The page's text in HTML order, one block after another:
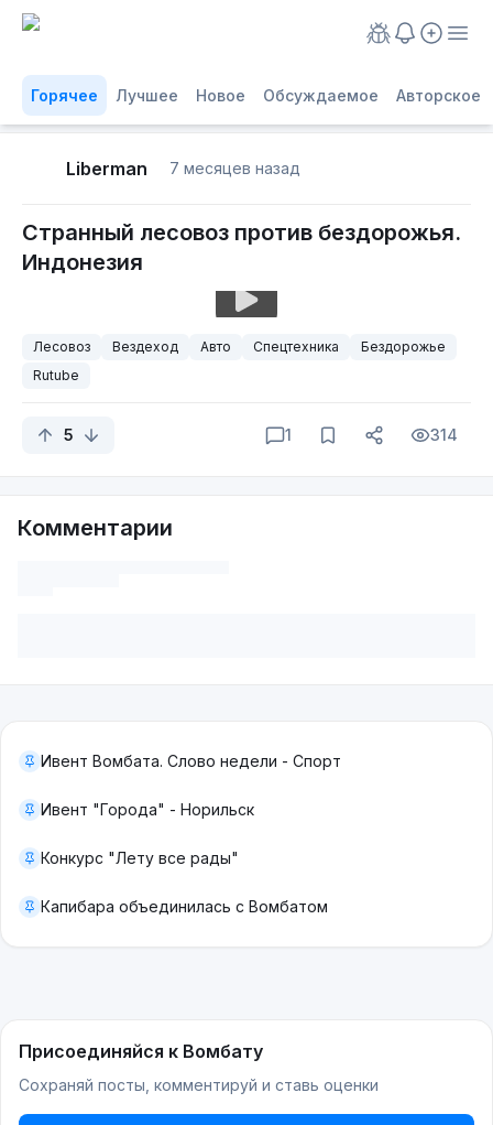
Горячее Лучшее Новое Обсуждаемое Авторское
Liberman 7 месяцев назад
Странный лесовоз против бездорожья.
Индонезия
Лесовоз Вездеход Авто Спецтехника
Бездорожье
Rutube
5 1 314
Комментарии
Ивент Вомбата. Слово недели - Спорт
Ивент "Города" - Норильск
Конкурс "Лету все рады"
Капибара объединилась с Вомбатом
Присоединяйся к Вомбату
Сохраняй посты, комментируй и ставь оценки